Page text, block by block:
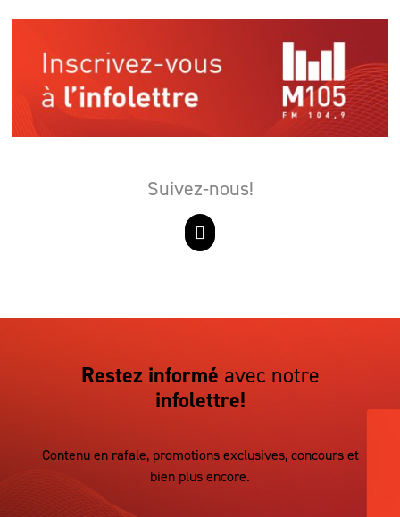
Suivez-nous!
Restez informé avec notre
infolettre!
Contenu en rafale, promotions exclusives, concours et
bien plus encore.